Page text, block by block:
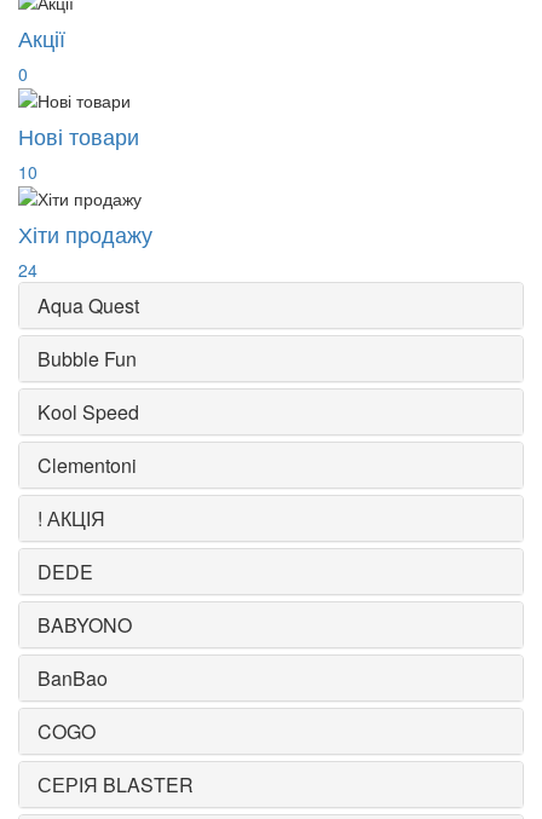
Акції
0
Нові товари
10
Хіти продажу
24
Aqua Quest
Bubble Fun
Kool Speed
Clementoni
! АКЦІЯ
DEDE
BABYONO
BanBao
COGO
СЕРІЯ BLASTER